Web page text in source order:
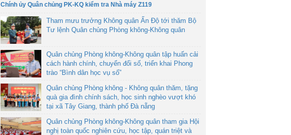
Chính ủy Quân chủng PK-KQ kiểm tra Nhà máy Z119
Tham mưu trưởng Không quân Ấn Độ tới thăm Bộ
Tư lệnh Quân chủng Phòng không-Không quân
Quân chủng Phòng không-Không quân tập huấn cải
cách hành chính, chuyển đổi số, triển khai Phong
trào “Bình dân học vụ số”
Quân chủng Phòng không - Không quân thăm, tặng
quà gia đình chính sách, học sinh nghèo vượt khó
tại xã Tây Giang, thành phố Đà nẵng
Quân chủng Phòng không-Không quân tham gia Hội
nghị toàn quốc nghiên cứu, học tập, quán triệt và